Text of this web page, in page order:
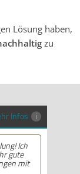
Lösung haben,
zu
Infos
Ich
gute
mit